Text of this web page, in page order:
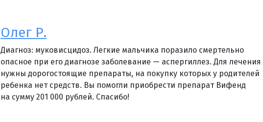
Олег Р.
Диагноз: муковисцидоз. Легкие мальчика поразило смертельно
опасное при его диагнозе заболевание — аспергиллез. Для лечения
нужны дорогостоящие препараты, на покупку которых у родителей
ребенка нет средств. Вы помогли приобрести препарат Вифенд
на сумму 201 000 рублей. Спасибо!